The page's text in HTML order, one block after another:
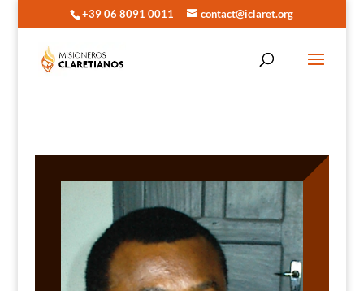
+39 06 8091 0011 contact@iclaret.org